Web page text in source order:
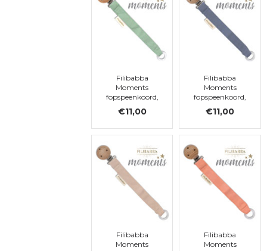
Filibabba
Moments
fopspeenkoord,
Tender Green
€11,00
Filibabba
Moments
fopspeenkoord,
Warm Blue
€11,00
Filibabba
Moments
Filibabba
Moments